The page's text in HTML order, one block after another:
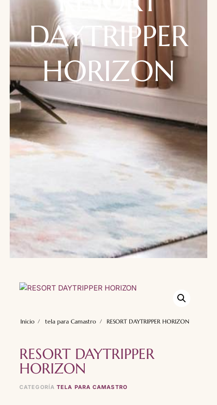
DAYTRIPPER
HORIZON
Inicio tela para Camastro RESORT DAYTRIPPER HORIZON
RESORT DAYTRIPPER
HORIZON
CATEGORÍA TELA PARA CAMASTRO